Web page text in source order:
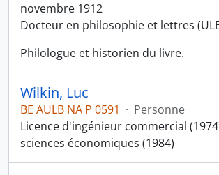
novembre 1912
Docteur en philosophie et lettres
Philologue et historien du livre.
Wilkin, Luc
BE AULB NA P 0591 · Personne
Licence d'ingénieur commercial
sciences économiques (1984)